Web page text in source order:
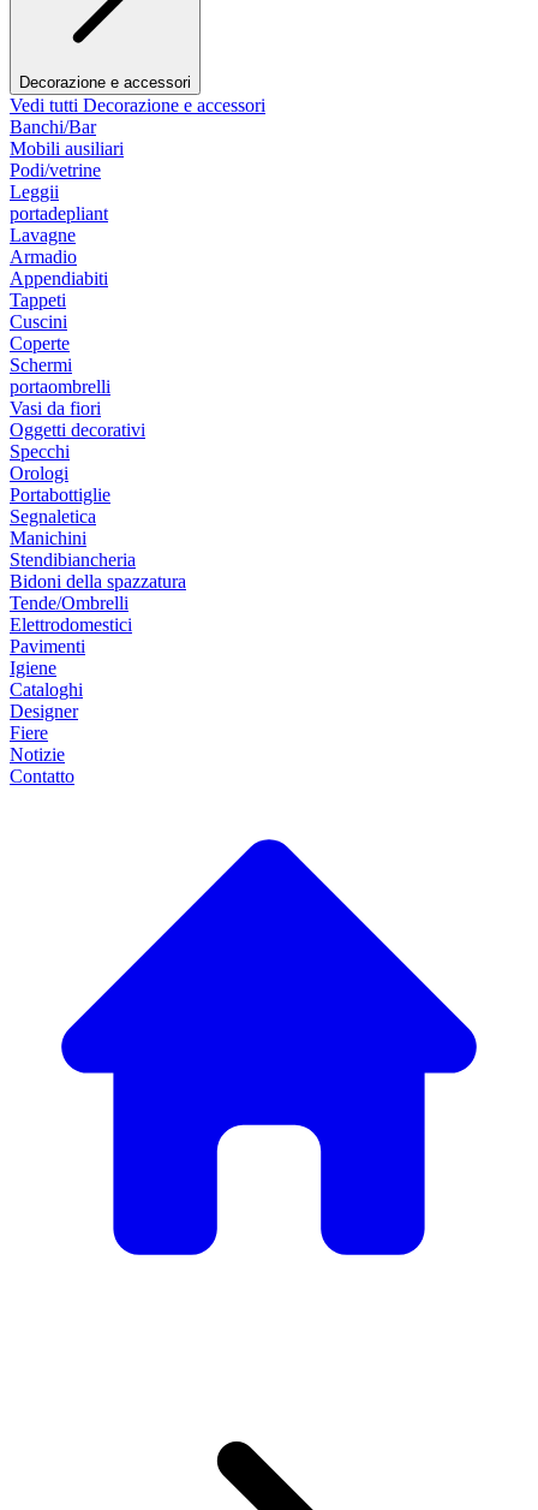
Decorazione e accessori
Vedi tutti Decorazione e accessori
Banchi/Bar
Mobili ausiliari
Podi/vetrine
Leggii
portadepliant
Lavagne
Armadio
Appendiabiti
Tappeti
Cuscini
Coperte
Schermi
portaombrelli
Vasi da fiori
Oggetti decorativi
Specchi
Orologi
Portabottiglie
Segnaletica
Manichini
Stendibiancheria
Bidoni della spazzatura
Tende/Ombrelli
Elettrodomestici
Pavimenti
Igiene
Cataloghi
Designer
Fiere
Notizie
Contatto